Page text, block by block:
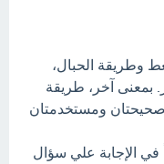
وطريقة الحبال،
بمعنى آخر، طريقة
ومستخدمتان
في الإجابة علي سؤال